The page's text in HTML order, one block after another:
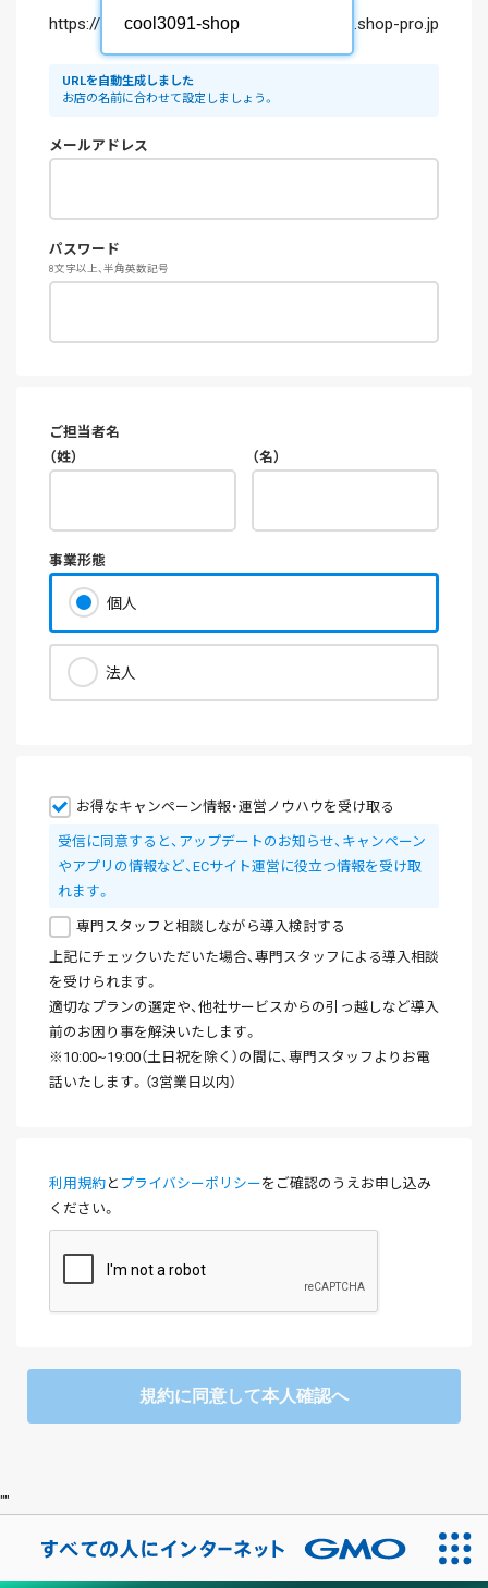
https:// .shop-pro.jp
URLを自動生成しました
お店の名前に合わせて設定しましょう。
メールアドレス
パスワード
8文字以上、半角英数記号
ご担当者名
（姓）
（名）
事業形態
個人
法人
お得なキャンペーン情報・運営ノウハウを受け取る
受信に同意すると、アップデートのお知らせ、キャンペーン
やアプリの情報など、ECサイト運営に役立つ情報を受け取
れます。
専門スタッフと相談しながら導入検討する
上記にチェックいただいた場合、専門スタッフによる導入相談
を受けられます。
適切なプランの選定や、他社サービスからの引っ越しなど導入
前のお困り事を解決いたします。
※10:00~19:00（土日祝を除く）の間に、専門スタッフよりお電
話いたします。（3営業日以内）
利用規約 と プライバシーポリシーをご確認のうえお申し込み
ください。
規約に同意して本人確認へ
""